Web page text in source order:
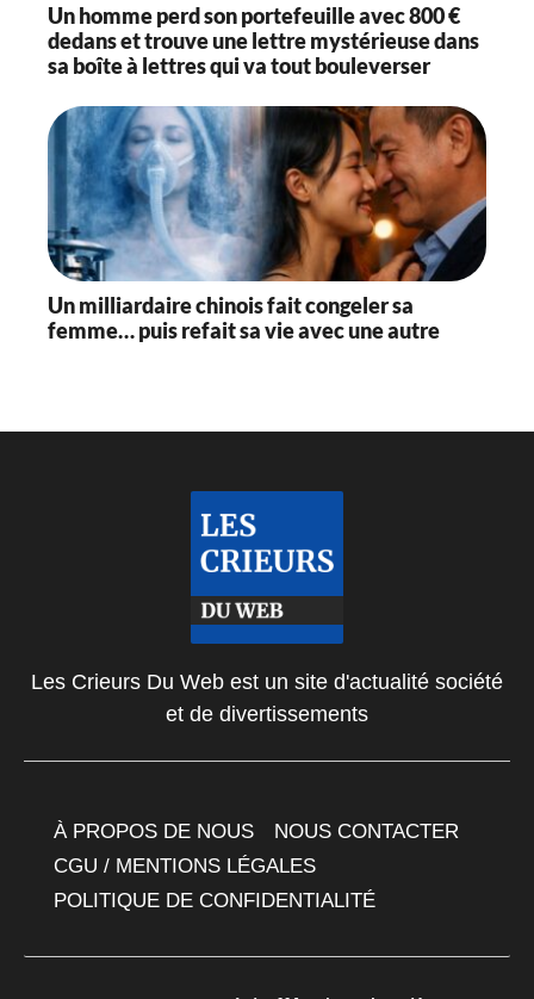
Un homme perd son portefeuille avec 800 €
dedans et trouve une lettre mystérieuse dans
sa boîte à lettres qui va tout bouleverser
Un milliardaire chinois fait congeler sa
femme… puis refait sa vie avec une autre
Les Crieurs Du Web est un site d'actualité société
et de divertissements
À PROPOS DE NOUS
NOUS CONTACTER
CGU / MENTIONS LÉGALES
POLITIQUE DE CONFIDENTIALITÉ